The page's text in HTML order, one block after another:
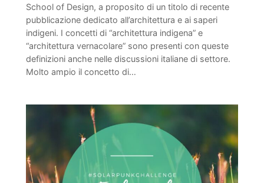
School of Design, a proposito di un titolo di recente
pubblicazione dedicato all’architettura e ai saperi
indigeni. I concetti di “architettura indigena” e
“architettura vernacolare” sono presenti con queste
definizioni anche nelle discussioni italiane di settore.
Molto ampio il concetto di…